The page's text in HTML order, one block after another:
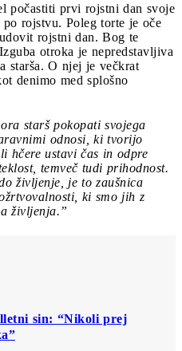
počastiti prvi rojstni dan svoje
rojstvu. Poleg torte je oče
rojstni dan. Bog te
Izguba otroka je nepredstavljiva
starša. O njej je večkrat
denimo med splošno
starš pokopati svojega
odnosi, ki tvorijo
hčere ustavi čas in odpre
temveč tudi prihodnost.
življenje, je to zaušnica
ki smo jih z
življenja.”
sin: “Nikoli prej